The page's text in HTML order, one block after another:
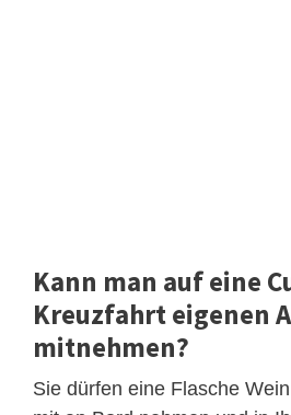
Kann man auf eine
Kreuzfahrt eigenen
mitnehmen?
Sie dürfen eine Flasche